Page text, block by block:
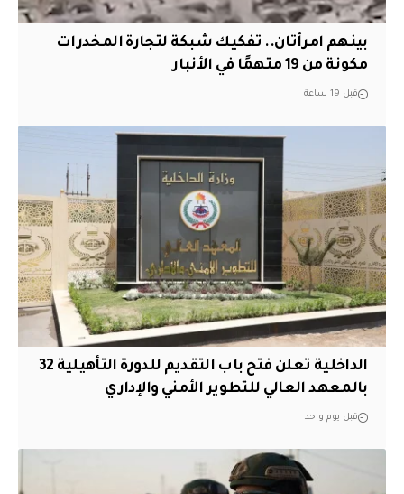
بينهم امرأتان.. تفكيك شبكة لتجارة المخدرات
مكونة من 19 متهمًا في الأنبار
قبل 19 ساعة
الداخلية تعلن فتح باب التقديم للدورة التأهيلية 32
بالمعهد العالي للتطوير الأمني والإداري
قبل يوم واحد